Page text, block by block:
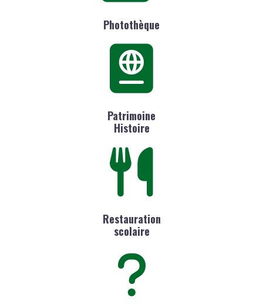
Photothèque
Patrimoine
Histoire
Restauration
scolaire